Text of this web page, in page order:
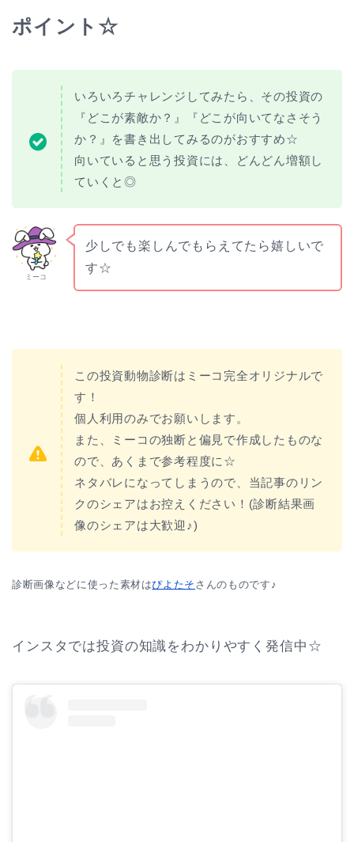
ポイント☆
いろいろチャレンジしてみたら、その投資の
『どこが素敵か？』『どこが向いてなさそう
か？』を書き出してみるのがおすすめ☆
向いていると思う投資には、どんどん増額し
ていくと◎
ミーコ
少しでも楽しんでもらえてたら嬉しいで
す☆
この投資動物診断はミーコ完全オリジナルで
す！
個人利用のみでお願いします。
また、ミーコの独断と偏見で作成したものな
ので、あくまで参考程度に☆
ネタバレになってしまうので、当記事のリン
クのシェアはお控えください！(診断結果画
像のシェアは大歓迎♪)
診断画像などに使った素材はぴよたそ さんのものです♪
インスタでは投資の知識をわかりやすく発信中☆